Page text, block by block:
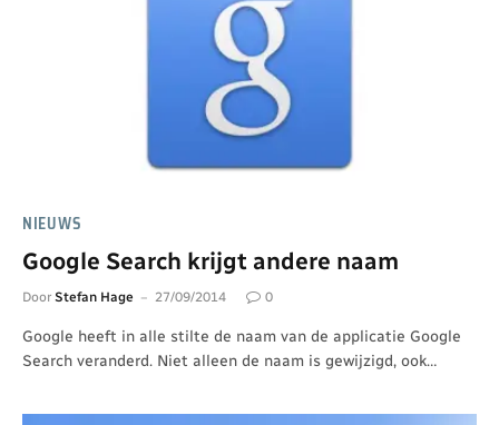
NIEUWS
Google Search krijgt andere naam
Door Stefan Hage 27/09/2014 0
Google heeft in alle stilte de naam van de applicatie Google
Search veranderd. Niet alleen de naam is gewijzigd, ook…